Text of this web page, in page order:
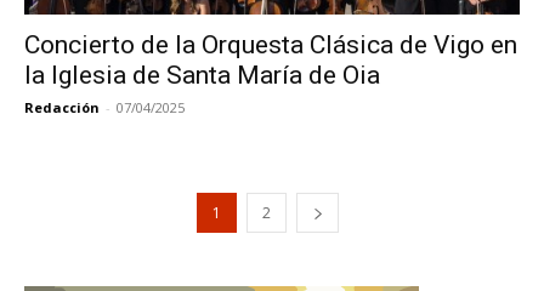
Concierto de la Orquesta Clásica de Vigo en
la Iglesia de Santa María de Oia
Redacción - 07/04/2025
1 2